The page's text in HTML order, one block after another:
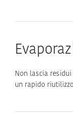
Non lascia
un rapido